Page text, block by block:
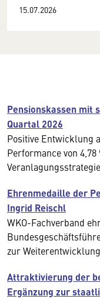
15.07.2026
Pensionskassen mit
Quartal 2026
Positive Entwicklung
Performance von
Ehrenmedaille der
Ingrid Reischl
WKO-Fachverband
zur
Attraktivierung der
Ergänzung zur